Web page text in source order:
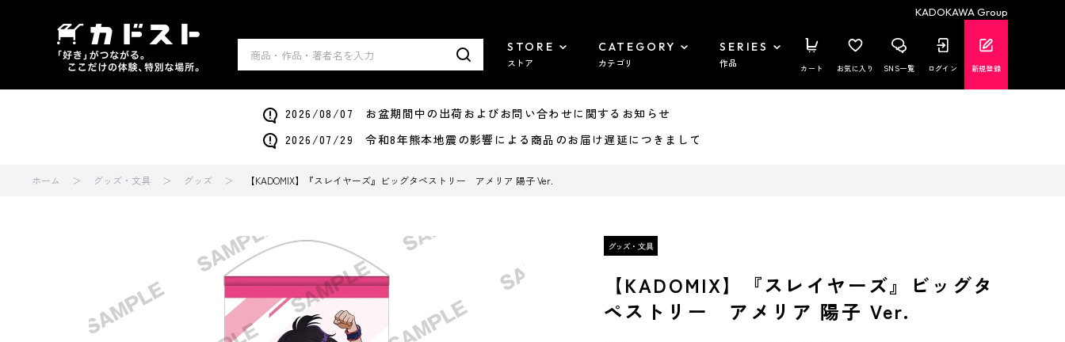
KADOKAWA Group
STORE
ストア
CATEGORY
カテゴリ
SERIES
作品 カート お気に入り SNS一覧 ログイン 新規登録
2026/08/07 お盆期間中の出荷およびお問い合わせに関するお知らせ
2026/07/29 令和8年熊本地震の影響による商品のお届け遅延につきまして
ホーム グッズ・文具 グッズ 【KADOMIX】『スレイヤーズ』ビッグタペストリー アメリア 陽子 Ver.
【KADOMIX】『スレイヤーズ』ビッグタ
ペストリー アメリア 陽子 Ver.